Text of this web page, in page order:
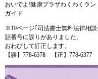
おいでよ!健康プラザわくわくラ
ガイド
※19ページ｢司法書士無料法律相
話番号に誤りがありました。
おわびして訂正します。
【誤】778-6378 【正】778-6377